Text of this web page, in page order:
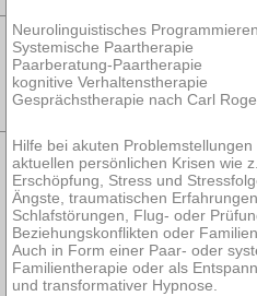
Neurolinguistisches
Systemische Paartherapie
Paarberatung-Paartherapie
kognitive Verhaltenstherapie
Gesprächstherapie nach Carl
Hilfe bei akuten Problemstellungen
aktuellen persönlichen Krisen wie
Erschöpfung, Stress und
Ängste, traumatischen
Schlafstörungen, Flug- oder
Beziehungskonflikten oder
Auch in Form einer Paar- oder
Familientherapie oder als
und transformativer Hypnose.